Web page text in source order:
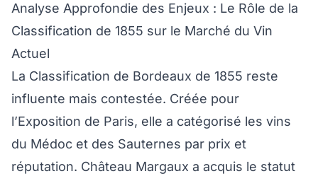
Analyse Approfondie des Enjeux : Le Rôle de la
Classification de 1855 sur le Marché du Vin
Actuel
La Classification de Bordeaux de 1855 reste
influente mais contestée. Créée pour
l’Exposition de Paris, elle a catégorisé les vins
du Médoc et des Sauternes par prix et
réputation. Château Margaux a acquis le statut